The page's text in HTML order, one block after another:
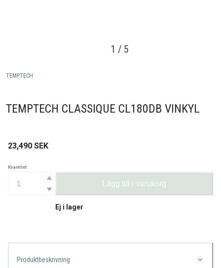
1 / 5
TEMPTECH
TEMPTECH CLASSIQUE CL180DB VINKYL
23,490 SEK
Kvantitet
Lägg till i varukorg
Ej i lager
Produktbeskrivning